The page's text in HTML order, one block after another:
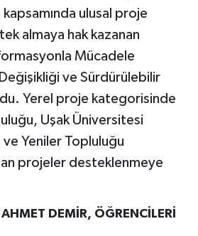
ulusal proje
almaya hak kazanan
Mücadele
ve Sürdürülebilir
Yerel proje kategorisinde
Uşak Üniversitesi
Yeniler Topluluğu
projeler desteklenmeye
AHMET DEMİR, ÖĞRENCİLERİ